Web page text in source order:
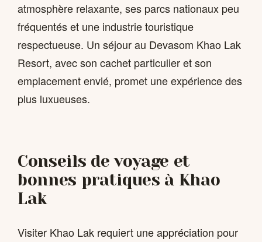
atmosphère relaxante, ses parcs nationaux peu
fréquentés et une industrie touristique
respectueuse. Un séjour au Devasom Khao Lak
Resort, avec son cachet particulier et son
emplacement envié, promet une expérience des
plus luxueuses.
Conseils de voyage et
bonnes pratiques à Khao
Lak
Visiter Khao Lak requiert une appréciation pour